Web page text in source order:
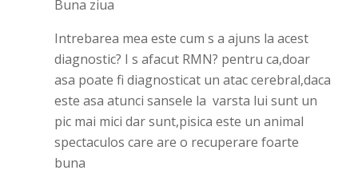
Buna ziua
Intrebarea mea este cum s a ajuns la acest
diagnostic? I s afacut RMN? pentru ca,doar
asa poate fi diagnosticat un atac cerebral,daca
este asa atunci sansele la varsta lui sunt un
pic mai mici dar sunt,pisica este un animal
spectaculos care are o recuperare foarte
buna